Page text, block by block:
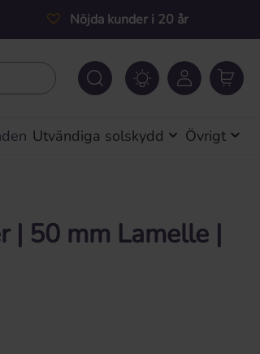
Nöjda kunder i 20 år
Utvändiga solskydd Övrigt
| 50 mm Lamelle |